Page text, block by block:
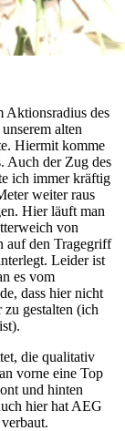
Aktionsradius des
alten
Hiermit komme
Auch der Zug des
ich immer kräftig
weiter raus
Hier läuft man
von
auf den Tragegriff
Leider ist
es vom
dass hier nicht
gestalten (ich
die qualitativ
vorne eine Top
und hinten
hier hat AEG